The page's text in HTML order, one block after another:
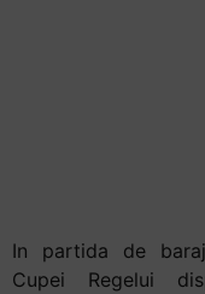
In partida de
Cupei Regelui